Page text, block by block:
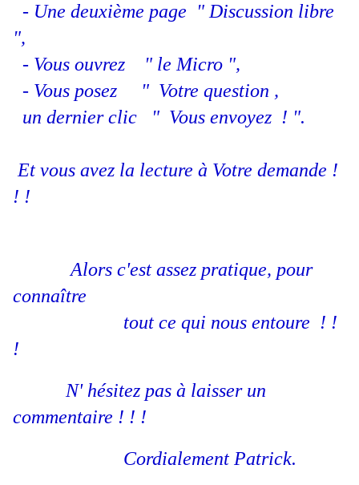
- Une deuxième page " Discussion libre
",
- Vous ouvrez " le Micro ",
- Vous posez " Votre question ,
un dernier clic " Vous envoyez ! ".
Et vous avez la lecture à Votre demande !
! !
Alors c'est assez pratique, pour
connaître
tout ce qui nous entoure ! !
!
N' hésitez pas à laisser un
commentaire ! ! !
Cordialement Patrick.